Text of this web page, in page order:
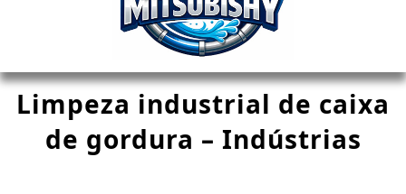
Limpeza industrial de caixa
de gordura – Indústrias